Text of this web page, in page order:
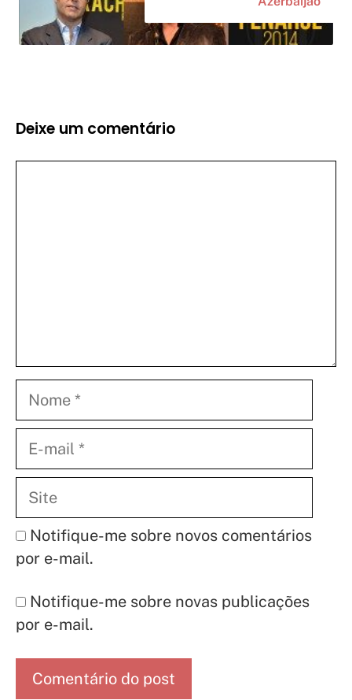
Deixe um comentário
mail
Notifique-me sobre novos comentários
por e-mail.
Notifique-me sobre novas publicações
por e-mail.